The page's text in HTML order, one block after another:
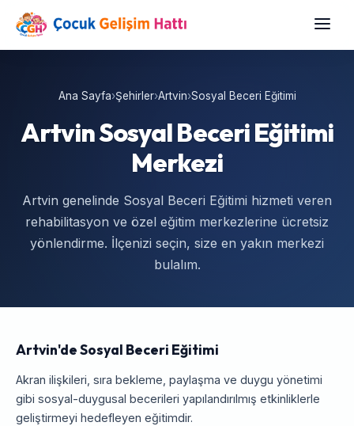
Ana Sayfa›Şehirler›Artvin›Sosyal Beceri Eğitimi
Artvin Sosyal Beceri Eğitimi
Merkezi
Artvin genelinde Sosyal Beceri Eğitimi hizmeti veren
rehabilitasyon ve özel eğitim merkezlerine ücretsiz
yönlendirme. İlçenizi seçin, size en yakın merkezi
bulalım.
Artvin'de Sosyal Beceri Eğitimi
Akran ilişkileri, sıra bekleme, paylaşma ve duygu yönetimi
gibi sosyal-duygusal becerileri yapılandırılmış etkinliklerle
geliştirmeyi hedefleyen eğitimdir.